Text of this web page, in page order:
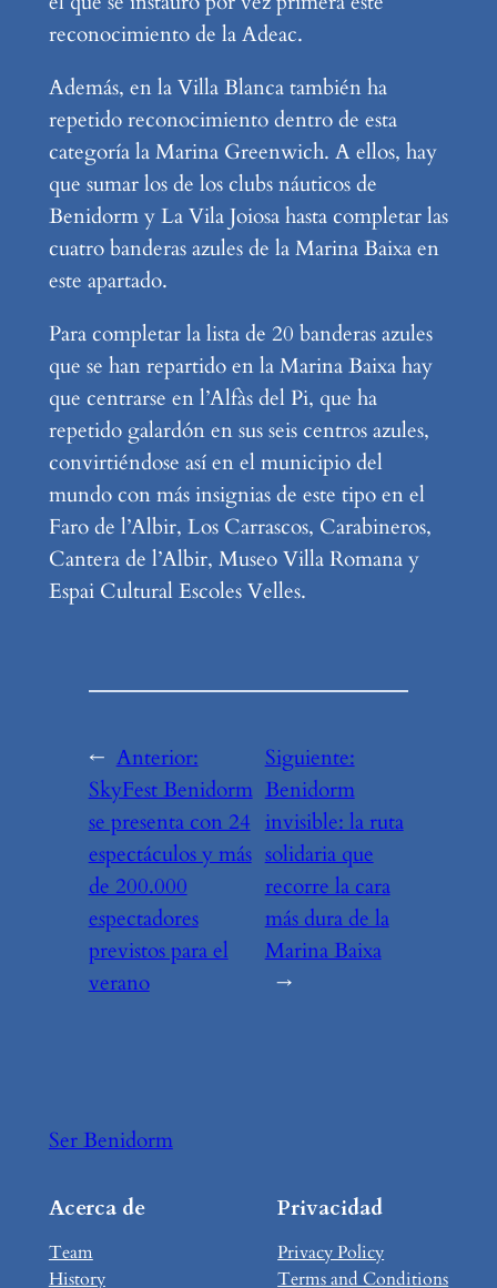
reconocimiento de la Adeac.
Además, en la Villa Blanca también ha
repetido reconocimiento dentro de esta
categoría la Marina Greenwich. A ellos, hay
que sumar los de los clubs náuticos de
Benidorm y La Vila Joiosa hasta completar las
cuatro banderas azules de la Marina Baixa en
este apartado.
Para completar la lista de 20 banderas azules
que se han repartido en la Marina Baixa hay
que centrarse en l’Alfàs del Pi, que ha
repetido galardón en sus seis centros azules,
convirtiéndose así en el municipio del
mundo con más insignias de este tipo en el
Faro de l’Albir, Los Carrascos, Carabineros,
Cantera de l’Albir, Museo Villa Romana y
Espai Cultural Escoles Velles.
← Anterior:
SkyFest Benidorm
se presenta con 24
espectáculos y más
de 200.000
espectadores
previstos para el
verano
Siguiente:
Benidorm
invisible: la ruta
solidaria que
recorre la cara
más dura de la
Marina Baixa
→
Ser Benidorm
Acerca de
Team
History
Privacidad
Privacy Policy
Terms and Conditions